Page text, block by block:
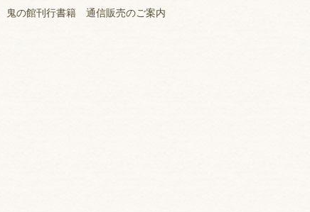
鬼の館刊行書籍 通信販売のご案内